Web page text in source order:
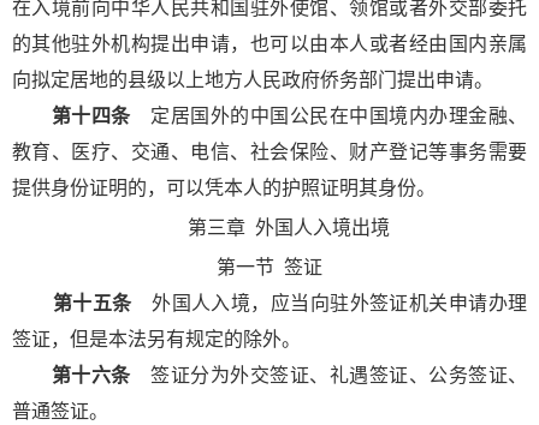
在入境前向中华人民共和国驻外使馆、领馆或者外交部委托
的其他驻外机构提出申请，也可以由本人或者经由国内亲属
向拟定居地的县级以上地方人民政府侨务部门提出申请。
第十四条定居国外的中国公民在中国境内办理金融、
教育、医疗、交通、电信、社会保险、财产登记等事务需要
提供身份证明的，可以凭本人的护照证明其身份。
第三章 外国人入境出境
第一节 签证
第十五条外国人入境，应当向驻外签证机关申请办理
签证，但是本法另有规定的除外。
第十六条签证分为外交签证、礼遇签证、公务签证、
普通签证。